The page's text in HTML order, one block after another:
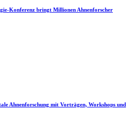
Konferenz bringt Millionen Ahnenforscher
Ahnenforschung mit Vorträgen, Workshops und